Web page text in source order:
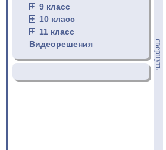
9 класс
10 класс
11 класс
Видеорешения
свернуть